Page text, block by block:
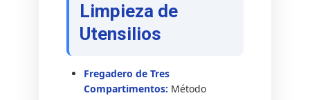
Limpieza de
Utensilios
Fregadero de Tres
Compartimentos: Método